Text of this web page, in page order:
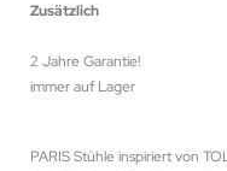
Zusätzlich
2 Jahre Garantie!
immer auf Lager
PARIS Stühle inspiriert von